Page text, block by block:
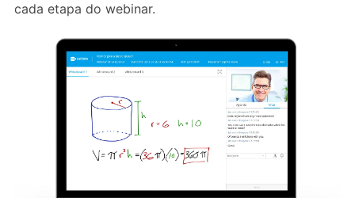
cada etapa do webinar.